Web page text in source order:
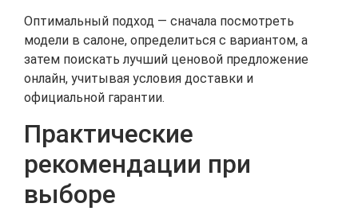
Оптимальный подход — сначала посмотреть
модели в салоне, определиться с вариантом, а
затем поискать лучший ценовой предложение
онлайн, учитывая условия доставки и
официальной гарантии.
Практические
рекомендации при
выборе